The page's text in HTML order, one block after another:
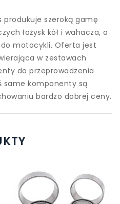
produkuje szeroką gamę
łożysk kół i wahacza, a
do motocykli. Oferta jest
w zestawach
do przeprowadzenia
same komponenty są
bardzo dobrej ceny.